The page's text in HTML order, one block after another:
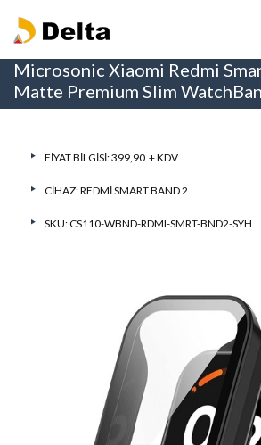
Microsonic Xiaomi Redmi
Matte Premium Slim
FIYAT BILGISI: 399,90 + KDV
CIHAZ:REDMI SMART BAND 2
SKU: CS110-WBND-RDMI-SMRT-BND2-SYH